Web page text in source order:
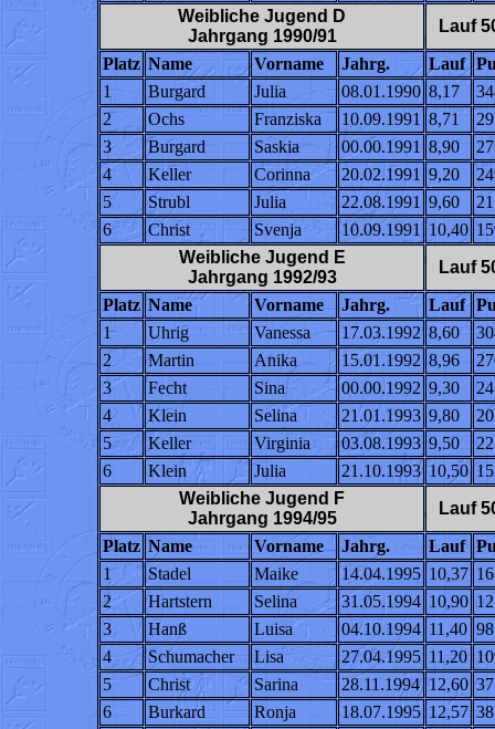
Weibliche Jugend D
Jahrgang 1990/91
Lauf
Platz Name Vorname Jahrg. Lauf
1
Burgard Julia 08.01.1990 8,17
2
Ochs Franziska 10.09.1991 8,71
3
Burgard Saskia 00.00.1991 8,90
4
Keller Corinna 20.02.1991 9,20
5
Strubl Julia 22.08.1991 9,60
6
Christ Svenja 10.09.1991 10,40
Weibliche Jugend E
Jahrgang 1992/93
Lauf
Platz Name Vorname Jahrg. Lauf
1
Uhrig Vanessa 17.03.1992 8,60
2
Martin Anika 15.01.1992 8,96
3
Fecht Sina 00.00.1992 9,30
4
Klein Selina 21.01.1993 9,80
5
Keller Virginia 03.08.1993 9,50
6
Klein Julia 21.10.1993 10,50
Weibliche Jugend F
Jahrgang 1994/95
Lauf
Platz Name Vorname Jahrg. Lauf
1
Stadel Maike 14.04.1995 10,37
2
Hartstern Selina 31.05.1994 10,90
3
Hanß Luisa 04.10.1994 11,40 98
4
Schumacher Lisa 27.04.1995 11,20
5
Christ Sarina 28.11.1994 12,60 37
6
Burkard Ronja 18.07.1995 12,57 38